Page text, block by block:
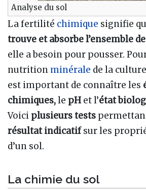
Analyse du sol
La fertilité chimique signifie
trouve et absorbe l’ensemble
elle a besoin pour pousser.
nutrition minérale de la
est important de connaître les
chimiques,le pH et l’état
Voici plusieurs tests
résultat indicatifsur les
d’un sol.
La chimie du sol